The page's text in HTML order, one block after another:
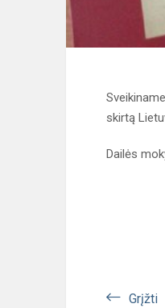
skirtą
Dailės
Grįžti